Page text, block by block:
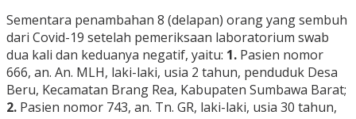
Sementara penambahan 8 (delapan) orang yang sembuh
dari Covid-19 setelah pemeriksaan laboratorium swab
dua kali dan keduanya negatif, yaitu: 1. Pasien nomor
666, an. An. MLH, laki-laki, usia 2 tahun, penduduk Desa
Beru, Kecamatan Brang Rea, Kabupaten Sumbawa Barat;
2. Pasien nomor 743, an. Tn. GR, laki-laki, usia 30 tahun,